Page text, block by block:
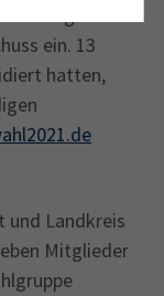
ein. 13
hatten,
und Landkreis
Mitglieder